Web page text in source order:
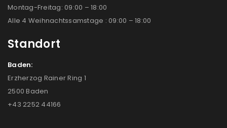
Montag-Freitag: 09:00 – 18:00
Alle 4 Weihnachtssamstage : 09:00 – 18:00
Standort
Baden:
Erzherzog Rainer Ring 1
2500 Baden
+43 2252 44166